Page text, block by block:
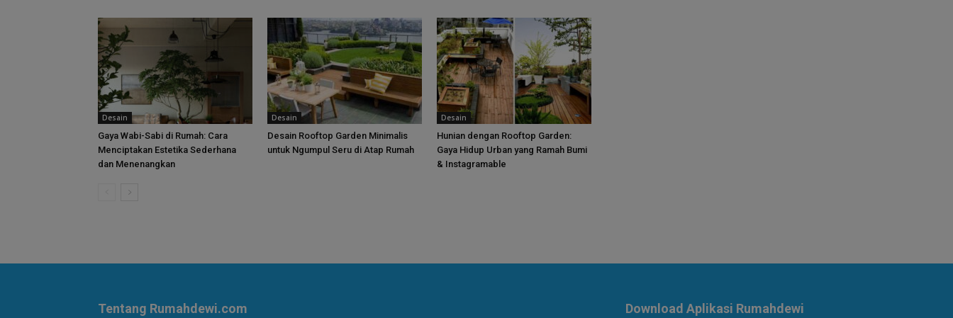
Desain
Gaya Wabi-Sabi di Rumah: Cara
Menciptakan Estetika Sederhana
dan Menenangkan
Desain
Desain Rooftop Garden Minimalis
untuk Ngumpul Seru di Atap Rumah
Desain
Hunian dengan Rooftop Garden:
Gaya Hidup Urban yang Ramah Bumi
& Instagramable
Tentang Rumahdewi.com Download Aplikasi Rumahdewi